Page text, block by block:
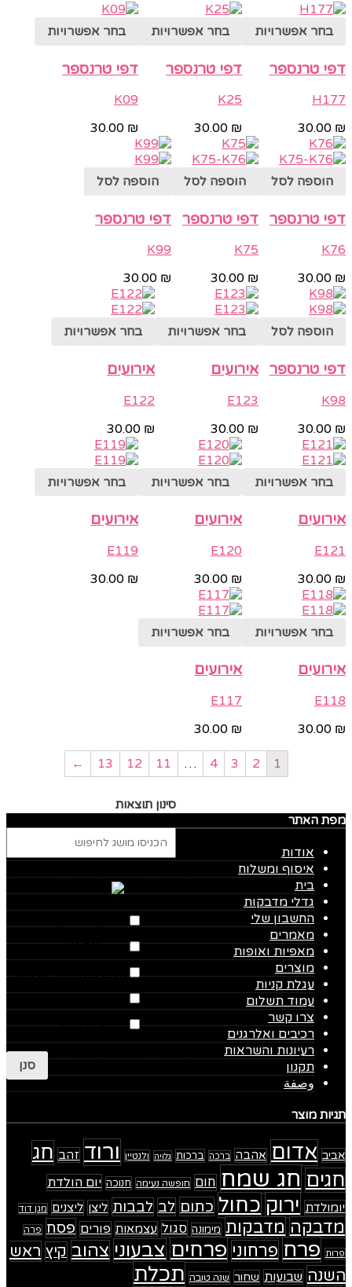
בחר אפשרויות
דפי טרנספר
H177
30.00 ₪
בחר אפשרויות
דפי טרנספר
K25
30.00 ₪
בחר אפשרויות
דפי טרנספר
K09
30.00 ₪
הוספה לסל
דפי טרנספר
K76
30.00 ₪
הוספה לסל
דפי טרנספר
K75
30.00 ₪
הוספה לסל
דפי טרנספר
K99
30.00 ₪
הוספה לסל
דפי טרנספר
K98
30.00 ₪
בחר אפשרויות
אירועים
E123
30.00 ₪
בחר אפשרויות
אירועים
E122
30.00 ₪
בחר אפשרויות
אירועים
E121
30.00 ₪
בחר אפשרויות
אירועים
E120
30.00 ₪
בחר אפשרויות
אירועים
E119
30.00 ₪
בחר אפשרויות
אירועים
E118
30.00 ₪
בחר אפשרויות
אירועים
E117
30.00 ₪
1
2
3
4
…
11
12
13
←
סינון תוצאות
חגים(150)
חגים בינלאומיים(51)
רקעים(110)
סנן
מפת האתר
אודות
איסוף ומשלוח
בית
גדלי מדבקות
החשבון שלי
מאמרים
מאפיות ואופות
מוצרים
עגלת קניות
עמוד תשלום
צרו קשר
רכיבים ואלרגנים
רעיונות והשראות
תקנון
وصفة
תגיות מוצר
אביב אדום אהבה ברכה ברכות גלויה ולנטיין ורוד זהב חג
חגים חג שמח חום חופשה נעימה חנוכה יום הולדת
יומולדת ירוק כחול כתום לב לבבות ליצן ליצנים מגן דוד
מדבקה מדבקות מימונה סגול עצמאות פורים פסח פרה
פרות פרח פרחוני פרחים צבעוני צהוב קיץ ראש
השנה שבועות שחור שנה טובה תכלת